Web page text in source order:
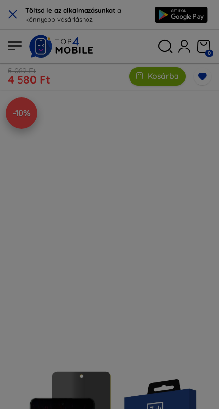
× Töltsd le az alkalmazásunkat a
könnyebb vásárláshoz.
0
5 089 Ft
4 580 Ft Kosárba
-10%